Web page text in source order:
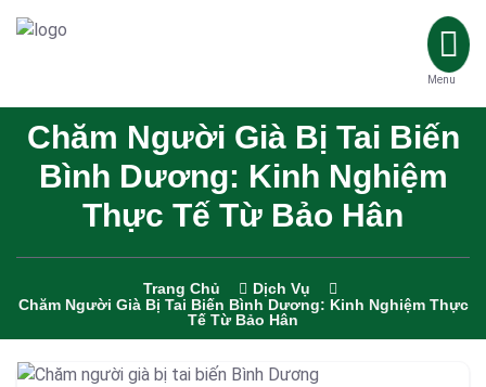
Menu
Chăm Người Già Bị Tai Biến
Bình Dương: Kinh Nghiệm
Thực Tế Từ Bảo Hân
Trang Chủ
Dịch Vụ
Chăm Người Già Bị Tai Biến Bình Dương: Kinh Nghiệm Thực
Tế Từ Bảo Hân